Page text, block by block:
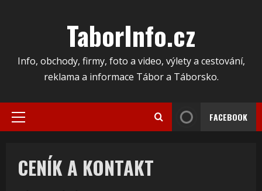
TaborInfo.cz
Info, obchody, firmy, foto a video, výlety a cestování,
reklama a informace Tábor a Táborsko.
Primary
FACEBOOK
CENÍK A KONTAKT